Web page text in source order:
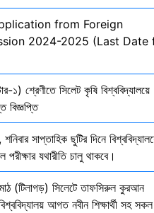
from Foreign
2024-2025 (Last Date
১) শ্রেণীতে সিলেট কৃষি বিশ্ববিদ্যালয়ে
বিজ্ঞপ্তি
সাপ্তাহিক ছুটির দিনে
যথারীতি চালু থাকবে।
(টিলাগড়) সিলেটে তাফসিরুল কুরআন
আগত নবীন শিক্ষার্থী সহ সকল